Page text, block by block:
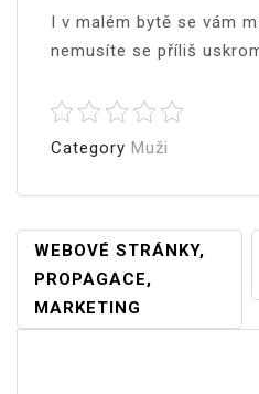
I v malém bytě se vám
nemusíte se příliš
Category Muži
Navigace
Pro
Příspěvek
WEBOVÉ STRÁNKY,
PROPAGACE,
MARKETING